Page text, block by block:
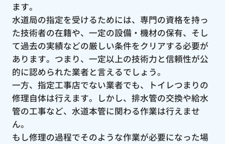
ます。
水道局の指定を受けるためには、専門の資格を持っ
た技術者の在籍や、一定の設備・機材の保有、そし
て過去の実績などの厳しい条件をクリアする必要が
あります。つまり、一定以上の技術力と信頼性が公
的に認められた業者と言えるでしょう。
一方、指定工事店でない業者でも、トイレつまりの
修理自体は行えます。しかし、排水管の交換や給水
管の工事など、水道本管に関わる作業は行えませ
ん。
もし修理の過程でそのような作業が必要になった場